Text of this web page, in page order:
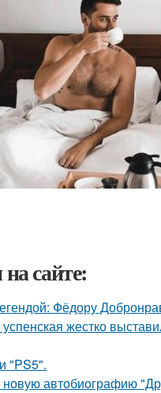
сайте:
Фёдору
жестко
"PS5".
автобиографию